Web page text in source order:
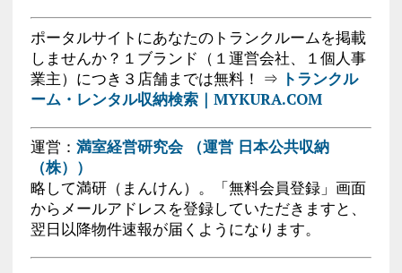
ポータルサイトにあなたのトランクルームを掲載
しませんか？１ブランド（１運営会社、１個人事
業主）につき３店舗までは無料！ ⇒ トランクル
ーム・レンタル収納検索｜MYKURA.COM
運営： 満室経営研究会 （運営 日本公共収納
（株））
略して満研（まんけん）。「無料会員登録」画面
からメールアドレスを登録していただきますと、
翌日以降物件速報が届くようになります。